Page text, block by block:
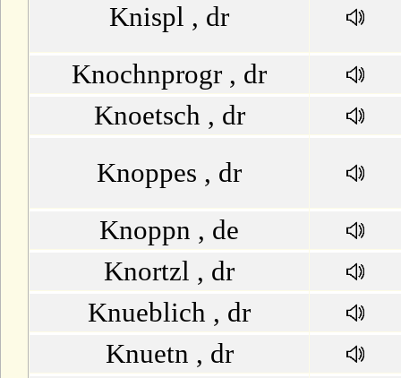
Knispl , dr
Knochnprogr , dr
Knoetsch , dr
Knoppes , dr
Knoppn , de
Knortzl , dr
Knueblich , dr
Knuetn , dr